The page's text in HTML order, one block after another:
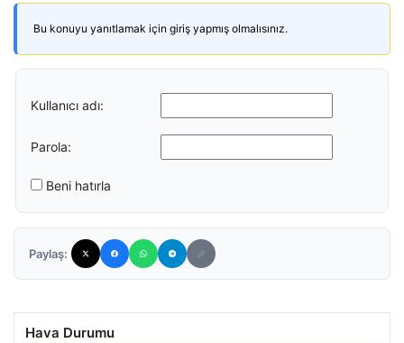
Bu konuyu yanıtlamak için giriş yapmış olmalısınız.
Kullanıcı adı:
Parola:
Beni hatırla
Paylaş:
Hava Durumu